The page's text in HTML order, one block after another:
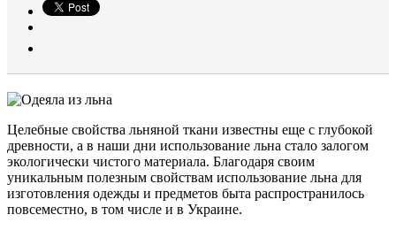
Целебные свойства льняной ткани известны еще с глубокой
древности, а в наши дни использование льна стало залогом
экологически чистого материала. Благодаря своим
уникальным полезным свойствам использование льна для
изготовления одежды и предметов быта распространилось
повсеместно, в том числе и в Украине.